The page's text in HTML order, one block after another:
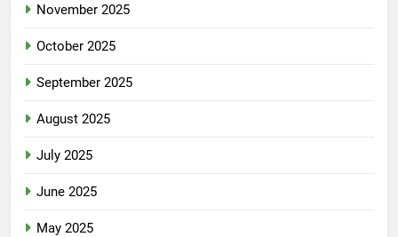
November 2025
October 2025
September 2025
August 2025
July 2025
June 2025
May 2025